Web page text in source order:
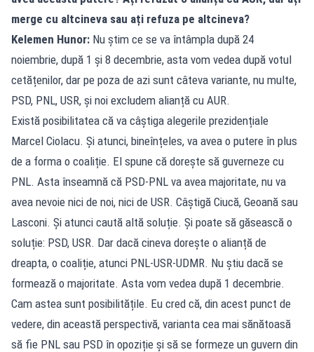
merge cu altcineva sau ați refuza pe altcineva?
Kelemen Hunor: Nu știm ce se va întâmpla după 24
noiembrie, după 1 și 8 decembrie, asta vom vedea după votul
cetățenilor, dar pe poza de azi sunt câteva variante, nu multe,
PSD, PNL, USR, și noi excludem alianță cu AUR.
Există posibilitatea că va câștiga alegerile prezidențiale
Marcel Ciolacu. Și atunci, bineînțeles, va avea o putere în plus
de a forma o coaliție. El spune că dorește să guverneze cu
PNL. Asta înseamnă că PSD-PNL va avea majoritate, nu va
avea nevoie nici de noi, nici de USR. Câștigă Ciucă, Geoană sau
Lasconi. Și atunci caută altă soluție. Și poate să găsească o
soluție: PSD, USR. Dar dacă cineva dorește o alianță de
dreapta, o coaliție, atunci PNL-USR-UDMR. Nu știu dacă se
formează o majoritate. Asta vom vedea după 1 decembrie.
Cam astea sunt posibilitățile. Eu cred că, din acest punct de
vedere, din această perspectivă, varianta cea mai sănătoasă
să fie PNL sau PSD în opoziție și să se formeze un guvern din